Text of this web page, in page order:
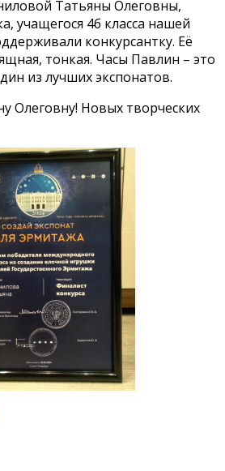
Татьяны Олеговны,
учащегося 4б класса нашей
конкурсантку. Её
тонкая. Часы Павлин – это
из лучших экспонатов.
Олеговну! Новых творческих